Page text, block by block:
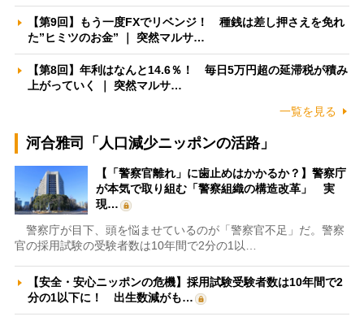
【第9回】もう一度FXでリベンジ！ 種銭は差し押さえを免れ
た”ヒミツのお金” ｜ 突然マルサ…
【第8回】年利はなんと14.6％！ 毎日5万円超の延滞税が積み
上がっていく ｜ 突然マルサ…
一覧を見る
河合雅司「人口減少ニッポンの活路」
【「警察官離れ」に歯止めはかかるか？】警察庁
が本気で取り組む「警察組織の構造改革」 実
現…
警察庁が目下、頭を悩ませているのが「警察官不足」だ。警察
官の採用試験の受験者数は10年間で2分の1以…
【安全・安心ニッポンの危機】採用試験受験者数は10年間で2
分の1以下に！ 出生数減がも…